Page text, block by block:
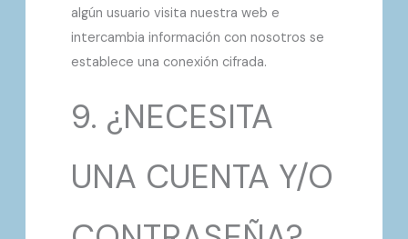
algún usuario visita nuestra web e
intercambia información con nosotros se
establece una conexión cifrada.
9. ¿NECESITA
UNA CUENTA Y/O